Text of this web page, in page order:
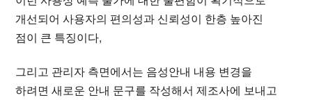
개선되어 사용자의 편의성과 신뢰성이 한층 높아진
점이 큰 특징이다,
그리고 관리자 측면에서는 음성안내 내용 변경을
하려면 새로운 안내 문구를 작성해서 제조사에 보내고